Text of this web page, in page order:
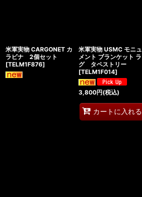
米軍実物 CARGONET カ
ラビナ 2個セット
[TELM1F876]
米軍実物 USMC モニュ
メント ブランケット ラ
グ タペストリー
[TELM1F014]
3,800円(税込)
カートに入れる